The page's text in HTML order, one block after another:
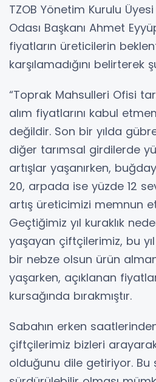
TZOB Yönetim Kurulu
Odası Başkanı Ahmet
fiyatların üreticilerin
karşılamadığını belirterek
“Toprak Mahsulleri Ofisi
alım fiyatlarını kabul
değildir. Son bir yılda
diğer tarımsal girdilerde
artışlar yaşanırken,
20, arpada ise yüzde 12
artış üreticimizi memnun
Geçtiğimiz yıl kuraklık
yaşayan çiftçilerimiz, bu yıl
bir nebze olsun ürün
yaşarken, açıklanan
kursağında bırakmıştır.
Sabahın erken
çiftçilerimiz bizleri
olduğunu dile getiriyor.